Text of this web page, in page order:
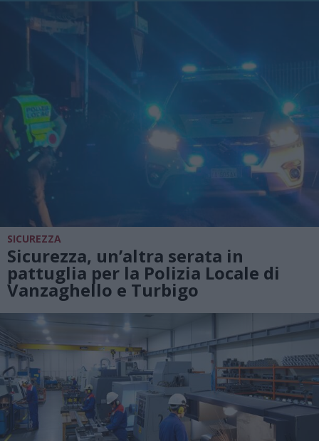
SICUREZZA
Sicurezza, un’altra serata in
pattuglia per la Polizia Locale di
Vanzaghello e Turbigo